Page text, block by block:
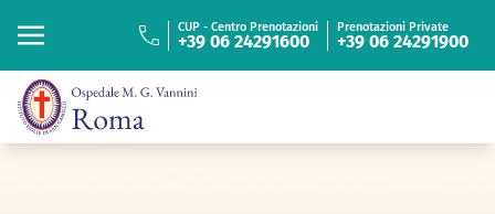
CUP - Centro Prenotazioni
+39 06 24291600
Prenotazioni Private
+39 06 24291900
Cerca